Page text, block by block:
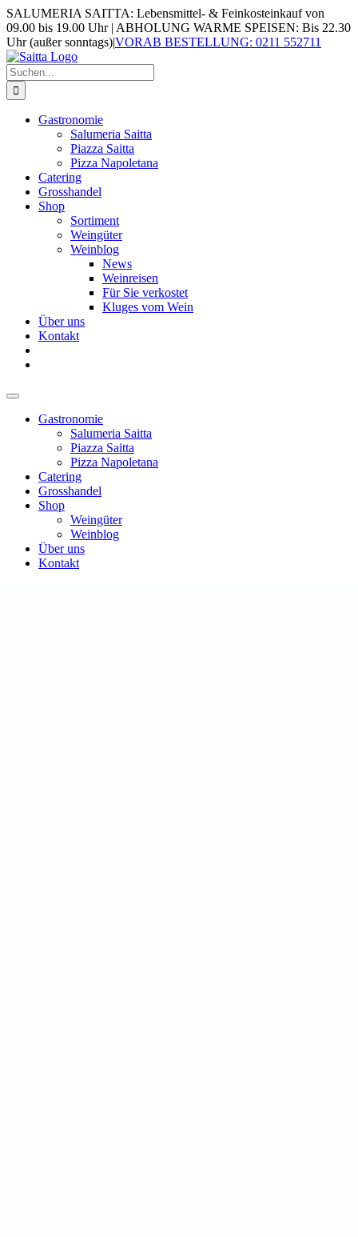
Zum
Inhalt
springen
SALUMERIA SAITTA: Lebensmittel- & Feinkosteinkauf von
09.00 bis 19.00 Uhr | ABHOLUNG WARME SPEISEN: Bis 22.30
Uhr (außer sonntags)|VORAB BESTELLUNG: 0211 552711
Suche
nach:
Gastronomie
Salumeria Saitta
Piazza Saitta
Pizza Napoletana
Catering
Grosshandel
Shop
Sortiment
Weingüter
Weinblog
News
Weinreisen
Für Sie verkostet
Kluges vom Wein
Über uns
Kontakt
Gastronomie
Salumeria Saitta
Piazza Saitta
Pizza Napoletana
Catering
Grosshandel
Shop
Weingüter
Weinblog
Über uns
Kontakt